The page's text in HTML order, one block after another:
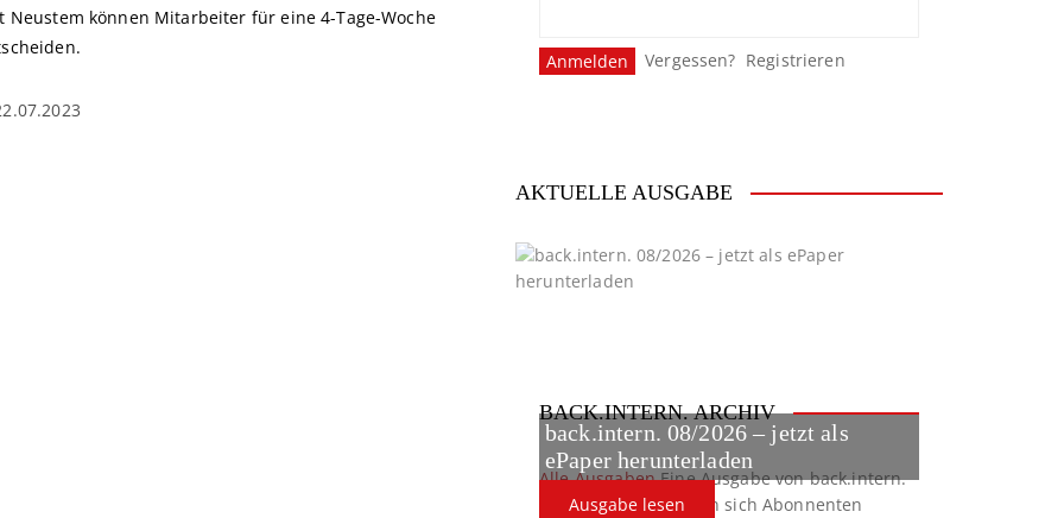
Neustem können Mitarbeiter für eine 4-Tage-Woche
Vergessen? Registrieren
AKTUELLE AUSGABE
back.intern. 08/2026 – jetzt als
ePaper herunterladen
Ausgabe lesen
BACK.INTERN. ARCHIV
Alle AusgabenEine Ausgabe von back.intern.
verpasst? Hier können sich Abonnenten